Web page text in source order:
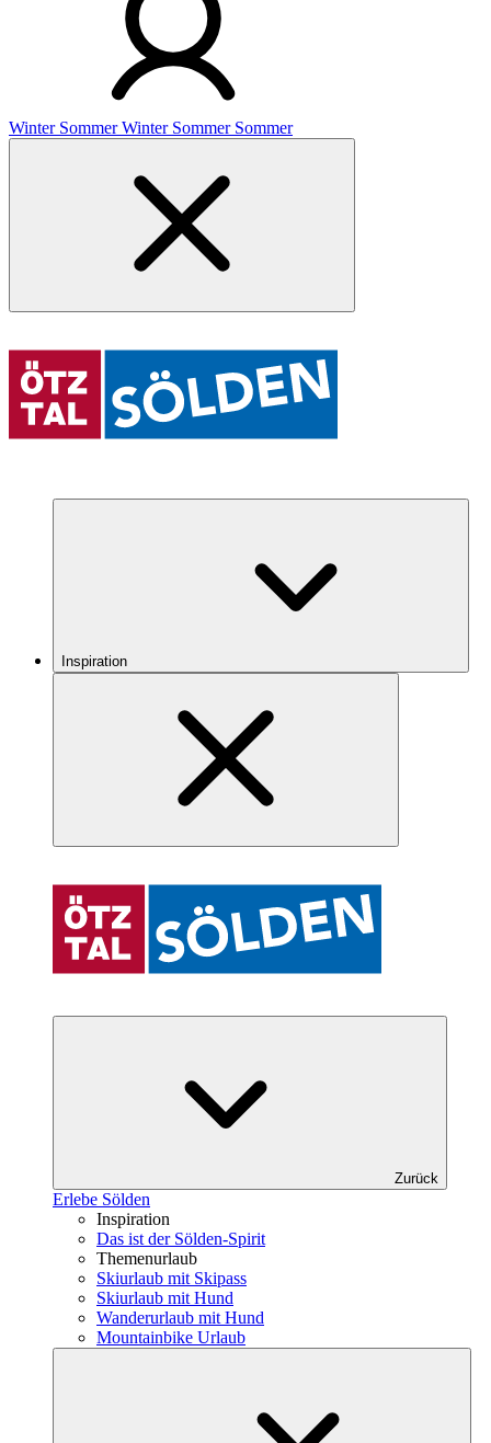
Winter Sommer Winter Sommer Sommer
Inspiration
Zurück
Erlebe Sölden
Inspiration
Das ist der Sölden-Spirit
Themenurlaub
Skiurlaub mit Skipass
Skiurlaub mit Hund
Wanderurlaub mit Hund
Mountainbike Urlaub